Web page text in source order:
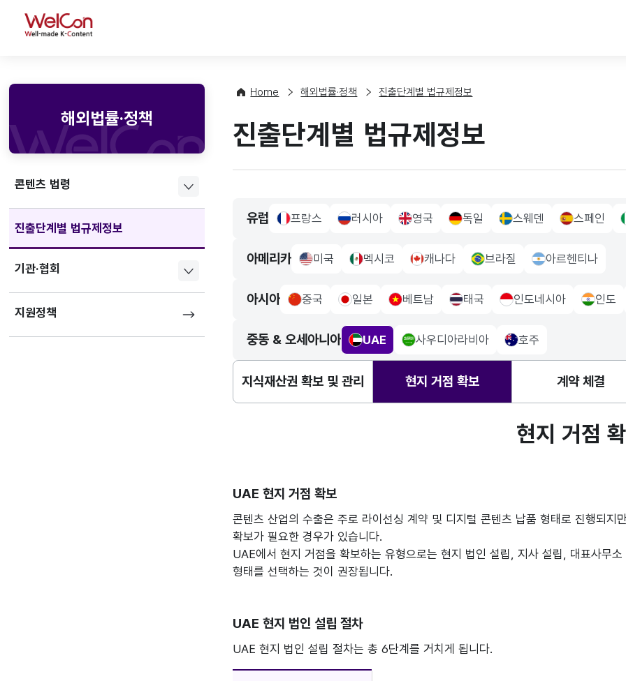
WelCon
해외법률·정책
콘텐츠 법령
진출단계별 법규제정보
기관·협회
지원정책
Home 해외법률·정책 진출단계별 법규제정보
진출단계별 법규제정보
유럽 france Flag
프랑스 russia Flag
러시아 UK Flag
영국 germany Flag
독일 sweden Flag
스웨덴 sapin Flag
스페인
아메리카 usa Flag
미국 mexico Flag
멕시코 canada Flag
캐나다 brazil Flag
브라질 Argentina Flag
아르헨티나
아시아 china Flag
중국 japan Flag
일본 vietnam Flag
베트남 thailand Flag
태국 indonesia Flag
인도네시아 indo Flag
인도
중동 & 오세아니아 uae Flag
UAE saudiarabia Flag
사우디아라비아 Australia Flag
호주
지식재산권 확보 및 관리 현지 거점 확보 계약 체결
현지 거점
UAE 현지 거점 확보
콘텐츠 산업의 수출은 주로 라이선싱 계약 및 디지털 콘텐츠 납품 형태로 진행되
확보가 필요한 경우가 있습니다.
UAE에서 현지 거점을 확보하는 유형으로는 현지 법인 설립, 지사 설립, 대표사무
형태를 선택하는 것이 권장됩니다.
UAE 현지 법인 설립 절차
UAE 현지 법인 설립 절차는 총 6단계를 거치게 됩니다.